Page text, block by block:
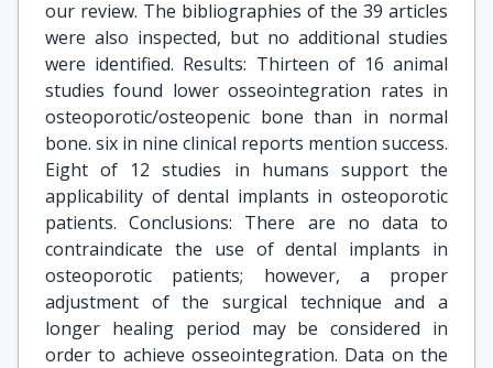
our review. The bibliographies of the 39 articles
were also inspected, but no additional studies
were identified. Results: Thirteen of 16 animal
studies found lower osseointegration rates in
osteoporotic/osteopenic bone than in normal
bone. six in nine clinical reports mention success.
Eight of 12 studies in humans support the
applicability of dental implants in osteoporotic
patients. Conclusions: There are no data to
contraindicate the use of dental implants in
osteoporotic patients; however, a proper
adjustment of the surgical technique and a
longer healing period may be considered in
order to achieve osseointegration. Data on the